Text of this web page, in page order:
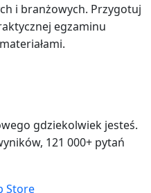
i branżowych. Przygotuj
egzaminu
gdziekolwiek jesteś.
121 000+ pytań